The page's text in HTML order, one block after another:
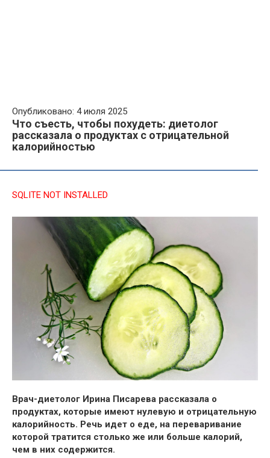
Опубликовано: 4 июля 2025
Что съесть, чтобы похудеть: диетолог
рассказала о продуктах с отрицательной
калорийностью
SQLITE NOT INSTALLED
Врач-диетолог Ирина Писарева рассказала о
продуктах, которые имеют нулевую и отрицательную
калорийность. Речь идет о еде, на переваривание
которой тратится столько же или больше калорий,
чем в них содержится.